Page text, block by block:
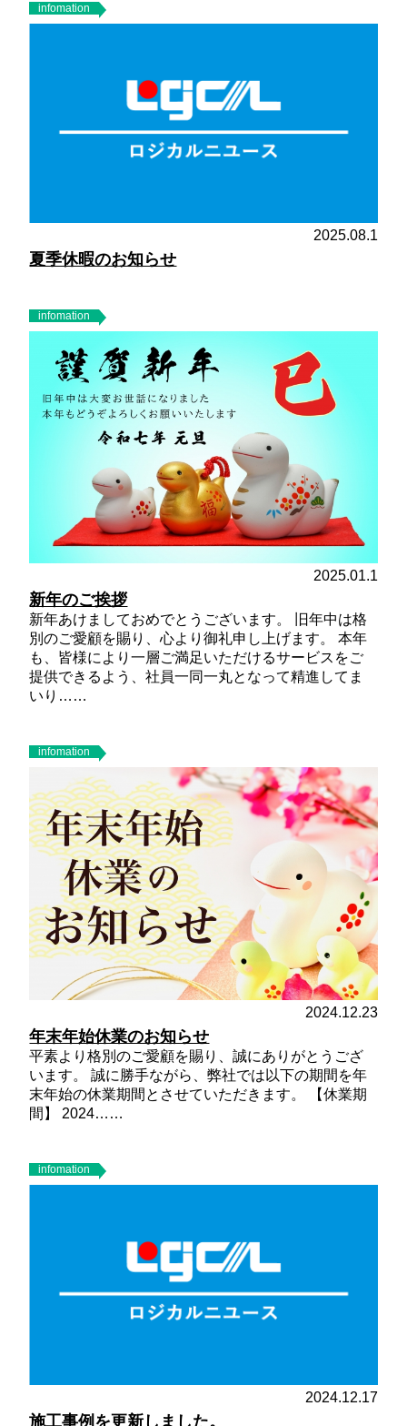
infomation
2025.08.1
夏季休暇のお知らせ
infomation
2025.01.1
新年のご挨拶
新年あけましておめでとうございます。 旧年中は格
別のご愛顧を賜り、心より御礼申し上げます。 本年
も、皆様により一層ご満足いただけるサービスをご
提供できるよう、社員一同一丸となって精進してま
いり……
infomation
2024.12.23
年末年始休業のお知らせ
平素より格別のご愛顧を賜り、誠にありがとうござ
います。 誠に勝手ながら、弊社では以下の期間を年
末年始の休業期間とさせていただきます。
【休業期
間】
2024……
infomation
2024.12.17
施工事例を更新しました。